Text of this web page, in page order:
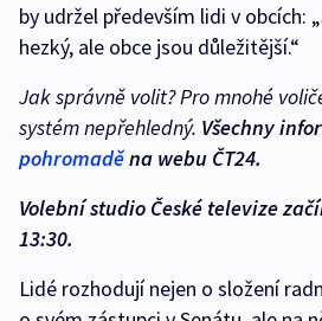
by udržel především lidi v obcích:
hezký, ale obce jsou důležitější.“
Jak správně volit? Pro mnohé
systém nepřehledný. Všechny
pohromaděna webu ČT24.
Volební studio České televize
13:30.
Lidé rozhodují nejen o složení